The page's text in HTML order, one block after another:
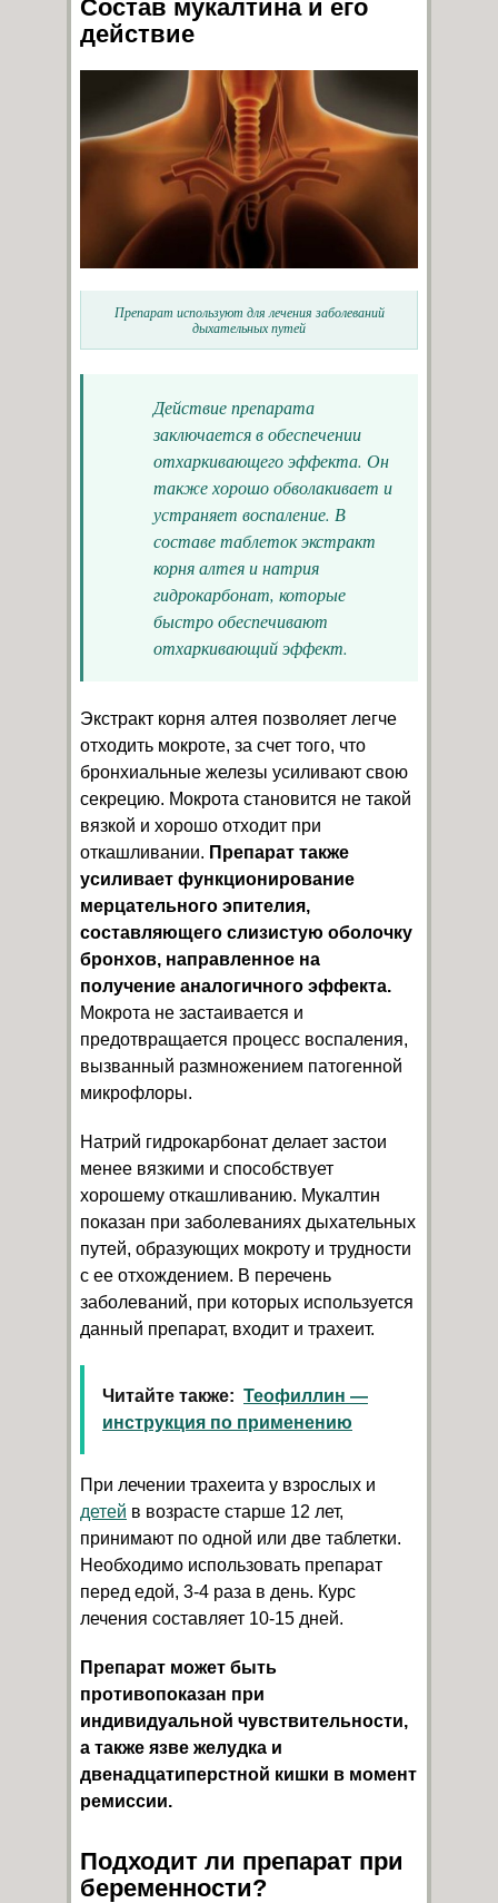
Состав мукалтина и его
действие
Препарат используют для лечения заболеваний
дыхательных путей
Действие препарата
заключается в обеспечении
отхаркивающего эффекта. Он
также хорошо обволакивает и
устраняет воспаление. В
составе таблеток экстракт
корня алтея и натрия
гидрокарбонат, которые
быстро обеспечивают
отхаркивающий эффект.
Экстракт корня алтея позволяет легче
отходить мокроте, за счет того, что
бронхиальные железы усиливают свою
секрецию. Мокрота становится не такой
вязкой и хорошо отходит при
откашливании. Препарат также
усиливает функционирование
мерцательного эпителия,
составляющего слизистую оболочку
бронхов, направленное на
получение аналогичного эффекта.
Мокрота не застаивается и
предотвращается процесс воспаления,
вызванный размножением патогенной
микрофлоры.
Натрий гидрокарбонат делает застои
менее вязкими и способствует
хорошему откашливанию. Мукалтин
показан при заболеваниях дыхательных
путей, образующих мокроту и трудности
с ее отхождением. В перечень
заболеваний, при которых используется
данный препарат, входит и трахеит.
Читайте также: Теофиллин —
инструкция по применению
При лечении трахеита у взрослых и
детей в возрасте старше 12 лет,
принимают по одной или две таблетки.
Необходимо использовать препарат
перед едой, 3-4 раза в день. Курс
лечения составляет 10-15 дней.
Препарат может быть
противопоказан при
индивидуальной чувствительности,
а также язве желудка и
двенадцатиперстной кишки в момент
ремиссии.
Подходит ли препарат при
беременности?